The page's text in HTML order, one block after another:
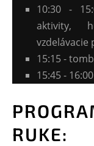
10:30 -
aktivity,
vzdelávacie
15:15 -
15:45 -
RUKE: